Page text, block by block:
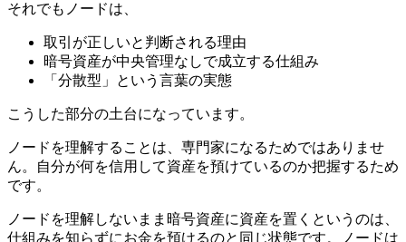
それでもノードは、
取引が正しいと判断される理由
暗号資産が中央管理なしで成立する仕組み
「分散型」という言葉の実態
こうした部分の土台になっています。
ノードを理解することは、専門家になるためではありませ
ん。自分が何を信用して資産を預けているのか把握するため
です。
ノードを理解しないまま暗号資産に資産を置くというのは、
仕組みを知らずにお金を預けるのと同じ状態です。ノードは